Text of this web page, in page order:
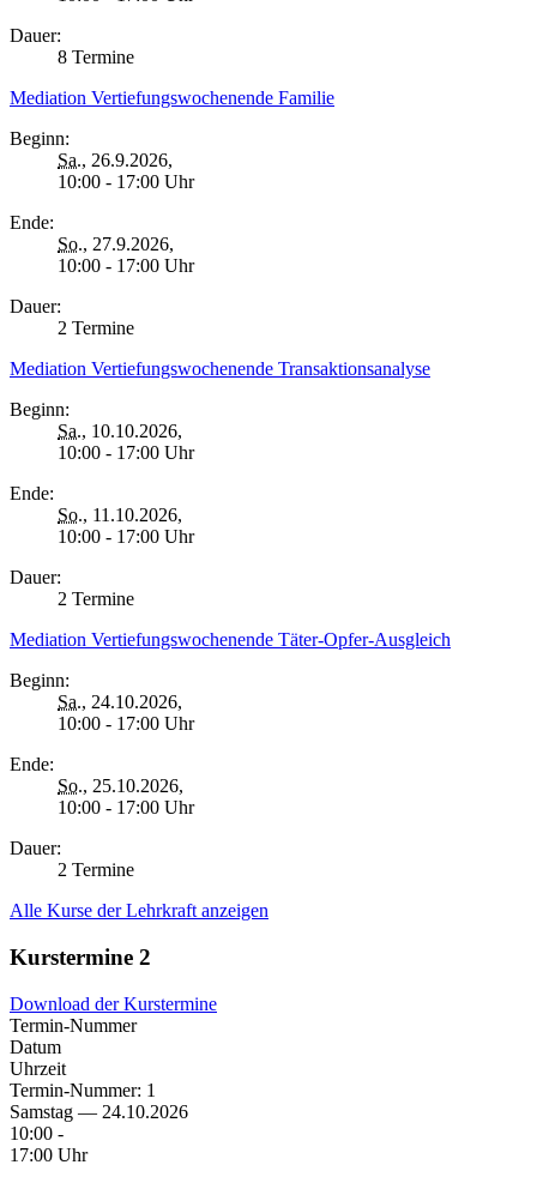
Dauer:
8 Termine
Mediation Vertiefungswochenende Familie
Beginn:
Sa., 26.9.2026,
10:00 - 17:00 Uhr
Ende:
So., 27.9.2026,
10:00 - 17:00 Uhr
Dauer:
2 Termine
Mediation Vertiefungswochenende Transaktionsanalyse
Beginn:
Sa., 10.10.2026,
10:00 - 17:00 Uhr
Ende:
So., 11.10.2026,
10:00 - 17:00 Uhr
Dauer:
2 Termine
Mediation Vertiefungswochenende Täter-Opfer-Ausgleich
Beginn:
Sa., 24.10.2026,
10:00 - 17:00 Uhr
Ende:
So., 25.10.2026,
10:00 - 17:00 Uhr
Dauer:
2 Termine
Alle Kurse der Lehrkraft anzeigen
Kurstermine 2
Download der Kurstermine
Termin-Nummer
Datum
Uhrzeit
Termin-Nummer: 1
Samstag — 24.10.2026
10:00 -
17:00 Uhr